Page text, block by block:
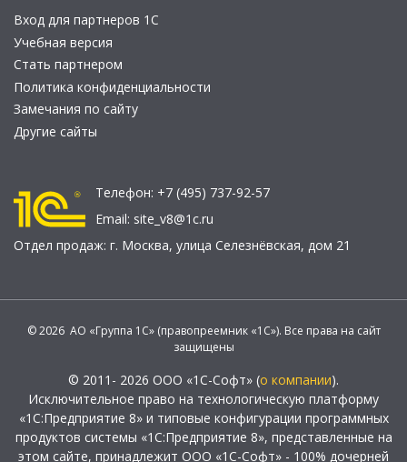
Вход для партнеров 1С
Учебная версия
Стать партнером
Политика конфиденциальности
Замечания по сайту
Другие сайты
Телефон: +7 (495) 737-92-57
Email: site_v8@1c.ru
Отдел продаж: г. Москва, улица Селезнёвская, дом 21
© 2026 АО «Группа 1С» (правопреемник «1С»). Все права на сайт
защищены
© 2011- 2026 ООО «1С-Софт» (о компании).
Исключительное право на технологическую платформу
«1С:Предприятие 8» и типовые конфигурации программных
продуктов системы «1С:Предприятие 8», представленные на
этом сайте, принадлежит ООО «1С-Софт» - 100% дочерней